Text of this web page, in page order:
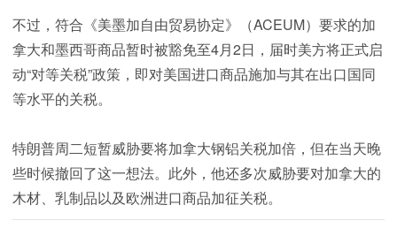
不过，符合《美墨加自由贸易协定》（ACEUM）要求的加
拿大和墨西哥商品暂时被豁免至4月2日，届时美方将正式启
动“对等关税”政策，即对美国进口商品施加与其在出口国同
等水平的关税。
特朗普周二短暂威胁要将加拿大钢铝关税加倍，但在当天晚
些时候撤回了这一想法。此外，他还多次威胁要对加拿大的
木材、乳制品以及欧洲进口商品加征关税。